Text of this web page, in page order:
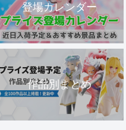
登場カレンダー
作品別まとめ